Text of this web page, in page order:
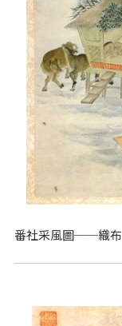
番社采風圖──織布